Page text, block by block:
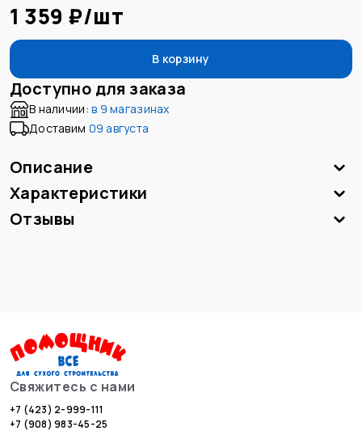
1 359 ₽/шт
В корзину
Доступно для заказа
В наличии: в 9 магазинах
Доставим 09 августа
Описание
Характеристики
Отзывы
Свяжитесь с нами
+7 (423) 2-999-111
+7 (908) 983-45-25